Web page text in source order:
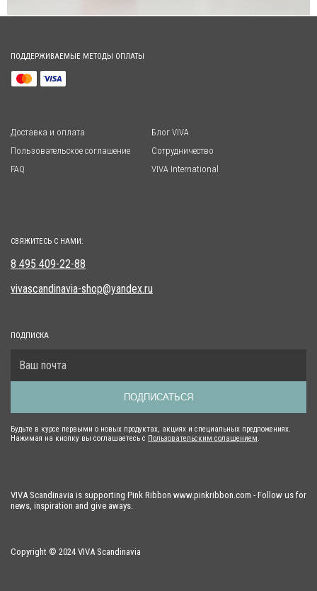
VIVA Scandinavia is supporting Pink Ribbon www.pinkribbon.com - Follow us for
news, inspiration and give aways.
Copyright © 2024 VIVA Scandinavia
ПОДДЕРЖИВАЕМЫЕ МЕТОДЫ ОПЛАТЫ
Доставка и оплата
Пользовательское соглашение
FAQ
Блог VIVA
Сотрудничество
VIVA International
СВЯЖИТЕСЬ С НАМИ:
8 495 409-22-88
vivascandinavia-shop@yandex.ru
ПОДПИСКА
ПОДПИСАТЬСЯ
Будьте в курсе первыми о новых продуктах, акциях и специальных предложениях.
Нажимая на кнопку вы соглашаетесь с Пользовательским солашением.